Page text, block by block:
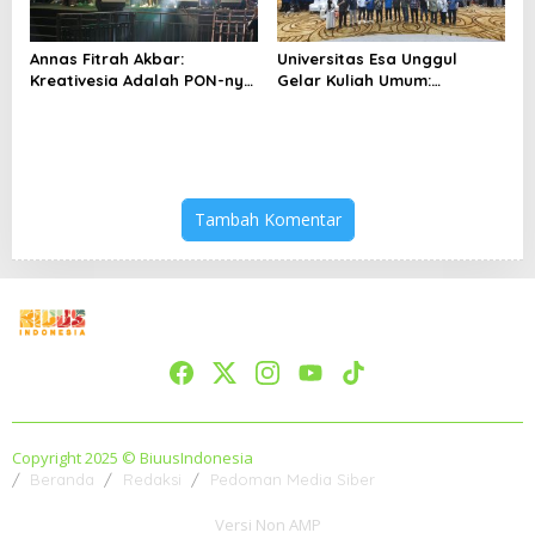
Annas Fitrah Akbar:
Kreativesia Adalah PON-nya
Universitas Esa Unggul
Gelar Kuliah Umum:
Tambah Komentar
Copyright 2025 © BiuusIndonesia
Beranda Redaksi Pedoman Media Siber
Versi Non AMP